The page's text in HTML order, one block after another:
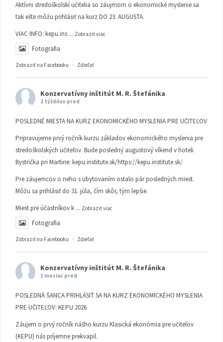
Aktívni stredoškolskí učitelia so záujmom o ekonomické myslenie sa
tak ešte môžu prihlásiť na kurz DO 23. AUGUSTA.
VIAC INFO: kepu.ins ... Zobraziť viac
Fotografia
Zobraziť na Facebooku · Zdieľať
Konzervatívny inštitút M. R. Štefánika
2 týždňov pred
POSLEDNÉ MIESTA NA KURZ EKONOMICKÉHO MYSLENIA PRE UČITEĽOV
Pripravujeme prvý ročník kurzu základov ekonomického myslenia pre
stredoškolských učiteľov. Bude posledný augustový víkend v hoteli
Bystrička pri Martine: kepu.institute.sk/https://kepu.institute.sk/
Pre záujemcov o neho s ubytovaním ostalo pár posledných miest.
Môžu sa prihlásiť do 31. júla, čím skôr, tým lepšie.
Miest pre účastníkov k ... Zobraziť viac
Fotografia
Zobraziť na Facebooku · Zdieľať
Konzervatívny inštitút M. R. Štefánika
1 mesiac pred
POSLEDNÁ ŠANCA PRIHLÁSIŤ SA NA KURZ EKONOMICKÉHO MYSLENIA
PRE UČITEĽOV: KEPU 2026
Záujem o prvý ročník nášho kurzu Klasická ekonómia pre učiteľov
(KEPU) nás príjemne prekvapil.